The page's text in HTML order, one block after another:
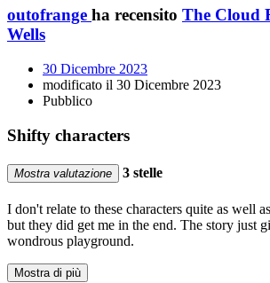
outofrange ha recensito The Cloud
Wells
30 Dicembre 2023
modificato il 30 Dicembre 2023
Pubblico
Shifty characters
Mostra valutazione 3 stelle
I don't relate to these characters quite as well
but they did get me in the end. The story just
wondrous playground.
Mostra di più